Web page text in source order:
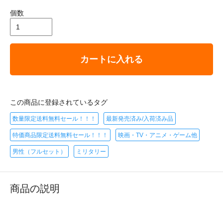
個数
カートに入れる
この商品に登録されているタグ
数量限定送料無料セール！！！ 最新発売済み/入荷済み品
特価商品限定送料無料セール！！！ 映画・TV・アニメ・ゲーム他
男性（フルセット） ミリタリー
商品の説明